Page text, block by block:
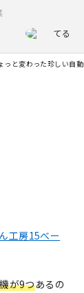
てる
っと変わった珍しい自
工房15べー
が9つあるの